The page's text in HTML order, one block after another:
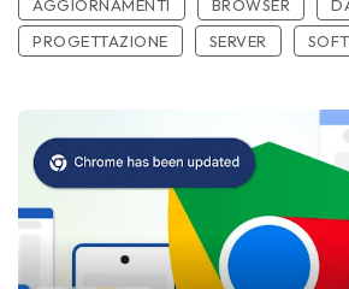
AGGIORNAMENTI BROWSER
PROGETTAZIONE
SERVER